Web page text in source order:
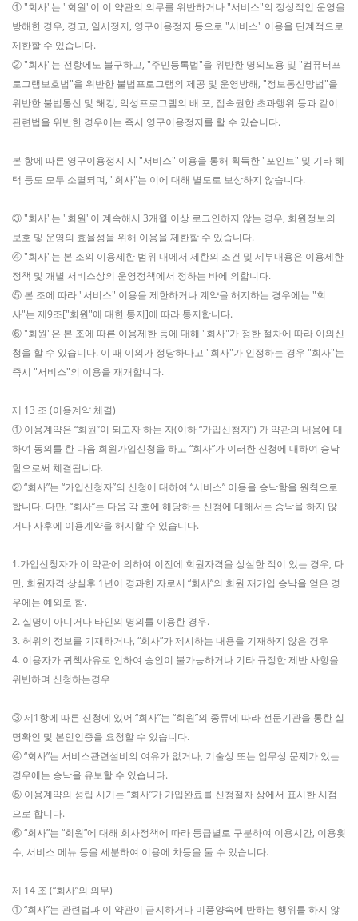
① "회사"는 "회원"이 이 약관의 의무를 위반하거나 "서비스"의 정상적인 운영을
방해한 경우, 경고, 일시정지, 영구이용정지 등으로 "서비스" 이용을 단계적으로
제한할 수 있습니다.
② "회사"는 전항에도 불구하고, "주민등록법"을 위반한 명의도용 및 "컴퓨터프
로그램보호법"을 위반한 불법프로그램의 제공 및 운영방해, "정보통신망법"을
위반한 불법통신 및 해킹, 악성프로그램의 배 포, 접속권한 초과행위 등과 같이
관련법을 위반한 경우에는 즉시 영구이용정지를 할 수 있습니다.
본 항에 따른 영구이용정지 시 "서비스" 이용을 통해 획득한 "포인트" 및 기타 혜
택 등도 모두 소멸되며, "회사"는 이에 대해 별도로 보상하지 않습니다.
③ "회사"는 "회원"이 계속해서 3개월 이상 로그인하지 않는 경우, 회원정보의
보호 및 운영의 효율성을 위해 이용을 제한할 수 있습니다.
④ "회사"는 본 조의 이용제한 범위 내에서 제한의 조건 및 세부내용은 이용제한
정책 및 개별 서비스상의 운영정책에서 정하는 바에 의합니다.
⑤ 본 조에 따라 "서비스" 이용을 제한하거나 계약을 해지하는 경우에는 "회
사"는 제9조["회원"에 대한 통지]에 따라 통지합니다.
⑥ "회원"은 본 조에 따른 이용제한 등에 대해 "회사"가 정한 절차에 따라 이의신
청을 할 수 있습니다. 이 때 이의가 정당하다고 "회사"가 인정하는 경우 "회사"는
즉시 "서비스"의 이용을 재개합니다.
제 13 조 (이용계약 체결)
① 이용계약은 “회원”이 되고자 하는 자(이하 “가입신청자”) 가 약관의 내용에 대
하여 동의를 한 다음 회원가입신청을 하고 “회사”가 이러한 신청에 대하여 승낙
함으로써 체결됩니다.
② “회사”는 “가입신청자”의 신청에 대하여 “서비스” 이용을 승낙함을 원칙으로
합니다. 다만, “회사”는 다음 각 호에 해당하는 신청에 대해서는 승낙을 하지 않
거나 사후에 이용계약을 해지할 수 있습니다.
1.가입신청자가 이 약관에 의하여 이전에 회원자격을 상실한 적이 있는 경우, 다
만, 회원자격 상실후 1년이 경과한 자로서 “회사”의 회원 재가입 승낙을 얻은 경
우에는 예외로 함.
2. 실명이 아니거나 타인의 명의를 이용한 경우.
3. 허위의 정보를 기재하거나, “회사”가 제시하는 내용을 기재하지 않은 경우
4. 이용자가 귀책사유로 인하여 승인이 불가능하거나 기타 규정한 제반 사항을
위반하며 신청하는경우
③ 제1항에 따른 신청에 있어 “회사”는 “회원”의 종류에 따라 전문기관을 통한 실
명확인 및 본인인증을 요청할 수 있습니다.
④ “회사”는 서비스관련설비의 여유가 없거나, 기술상 또는 업무상 문제가 있는
경우에는 승낙을 유보할 수 있습니다.
⑤ 이용계약의 성립 시기는 “회사”가 가입완료를 신청절차 상에서 표시한 시점
으로 합니다.
⑥ “회사”는 “회원”에 대해 회사정책에 따라 등급별로 구분하여 이용시간, 이용횟
수, 서비스 메뉴 등을 세분하여 이용에 차등을 둘 수 있습니다.
제 14 조 (“회사”의 의무)
① “회사”는 관련법과 이 약관이 금지하거나 미풍양속에 반하는 행위를 하지 않